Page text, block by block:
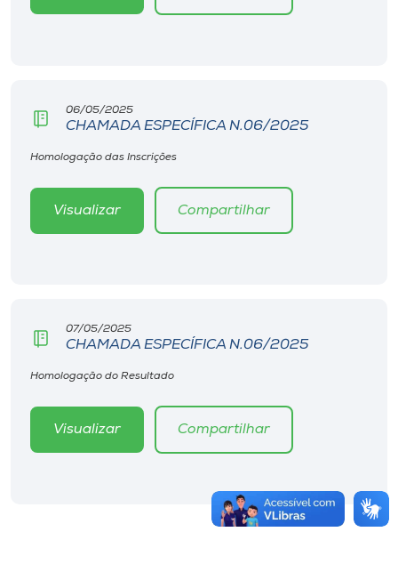
06/05/2025
CHAMADA ESPECÍFICA N.06/2025
Homologação das Inscrições
Visualizar Compartilhar
07/05/2025
CHAMADA ESPECÍFICA N.06/2025
Homologação do Resultado
Visualizar Compartilhar